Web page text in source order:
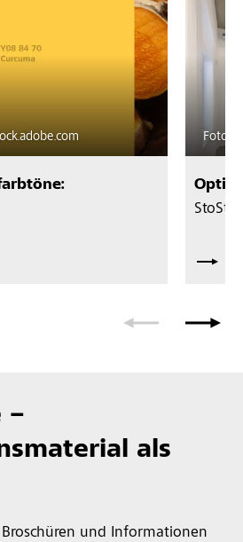
Foto:
–
als
und Informationen